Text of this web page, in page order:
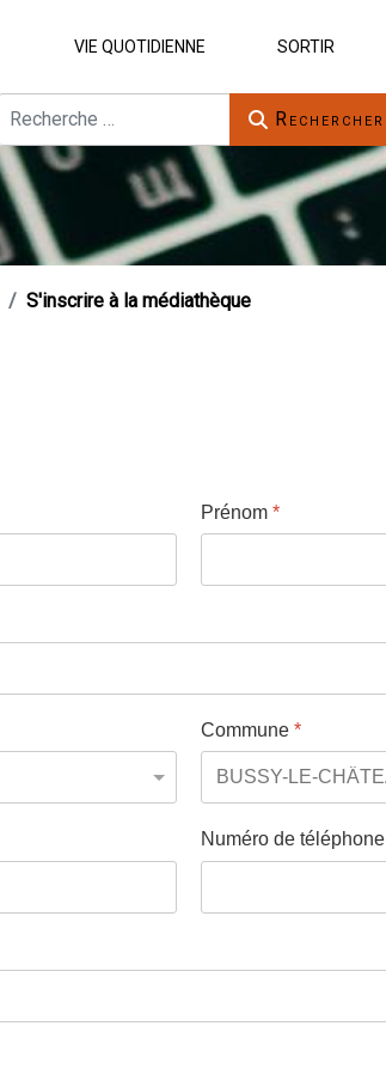
VIE QUOTIDIENNE SORTIR
Rechercher
S'inscrire à la médiathèque
Prénom *
Commune *
Numéro de téléphone